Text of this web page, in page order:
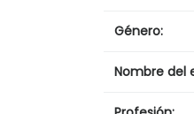
Género:
Nombre del